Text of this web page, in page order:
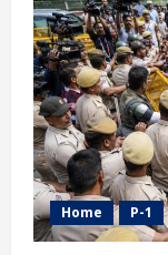
Home P-1